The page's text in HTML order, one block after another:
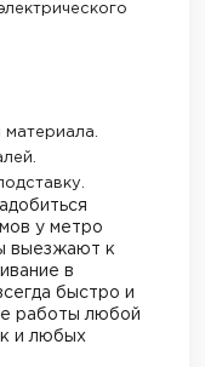
у метро
выезжают к
в
быстро и
работы любой
и любых